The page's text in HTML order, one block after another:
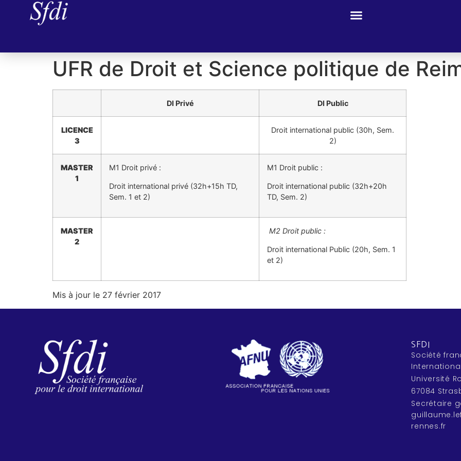
UFR de Droit et Science politique de
DI Privé DI Public
LICENCE
3
Droit international public (30h, Sem.
2)
MASTER
1
M1 Droit privé :
Droit international privé (32h+15h TD,
Sem. 1 et 2)
M1 Droit public :
Droit international public (32h+20h
TD, Sem. 2)
MASTER
2
M2 Droit public :
Droit international Public (20h, Sem. 1
et 2)
Mis à jour le 27 février 2017
SFDI
Société
Université
67084
Secrétaire
rennes.fr